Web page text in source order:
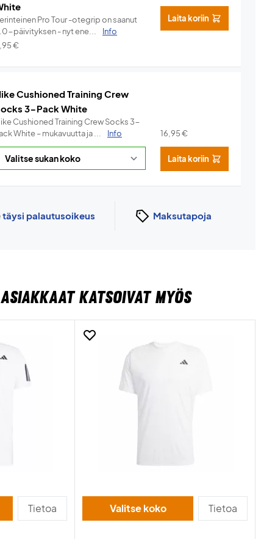
Pro Tour -otegrip on saanut
päivityksen - nyt ene...
Info
€
Laita koriin
Cushioned Training Crew
3-Pack White
Cushioned Training Crew Socks 3-
White – mukavuutta ja ...
Info 16,95€
Laita koriin
täysi palautusoikeus Maksutapoja
KATSOIVAT MYÖS
Tietoa Valitse koko Tietoa